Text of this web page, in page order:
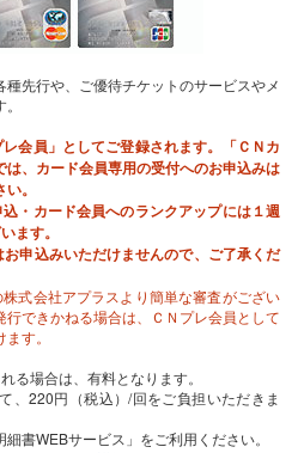
先行や、ご優待チケットのサービスやメ
会員」としてご登録されます。「ＣＮカ
、カード会員専用の受付へのお申込みは
。
・カード会員へのランクアップには１週
ます。
申込みいただけませんので、ご了承くだ
式会社アプラスより簡単な審査がござい
できかねる場合は、ＣＮプレ会員として
す。
る場合は、有料となります。
、220円（税込）/回をご負担いただきま
書WEBサービス」をご利用ください。